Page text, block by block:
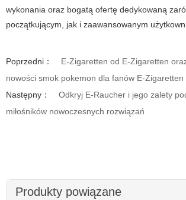
wykonania oraz bogatą ofertę dedykowaną
początkującym, jak i zaawansowanym
Poprzedni：
E-Zigaretten od E-Zigaretten
nowości smok pokemon dla fanów E-Zigaretten
Następny：
Odkryj E-Raucher i jego zalety
miłośników nowoczesnych rozwiązań
Produkty powiązane